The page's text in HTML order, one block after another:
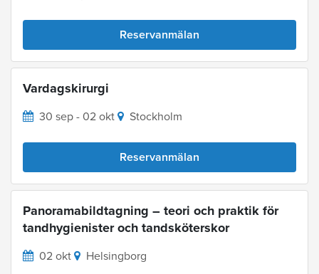
Reservanmälan
Vardagskirurgi
30 sep - 02 okt Stockholm
Reservanmälan
Panoramabildtagning – teori och praktik för
tandhygienister och tandsköterskor
02 okt Helsingborg